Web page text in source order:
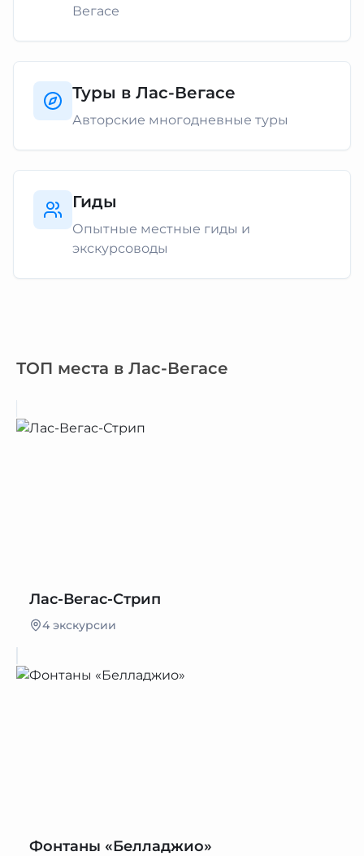
Вегасе
Туры в Лас-Вегасе
Авторские многодневные туры
Гиды
Опытные местные гиды и
экскурсоводы
ТОП места в Лас-Вегасе
Лас-Вегас-Стрип
4 экскурсии
Фонтаны «Белладжио»